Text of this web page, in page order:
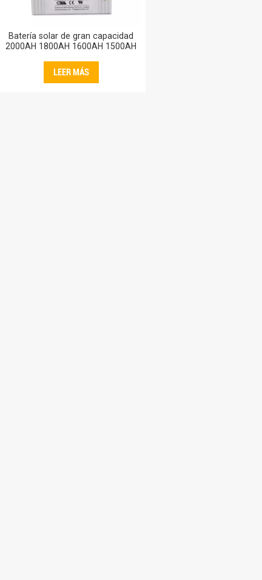
Batería solar de gran capacidad
2000AH 1800AH 1600AH 1500AH
1500AH Central eléctrica
LEER MÁS